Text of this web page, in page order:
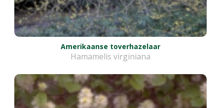
Amerikaanse toverhazelaar
Hamamelis virginiana